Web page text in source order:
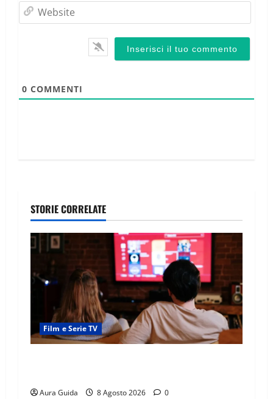
0 COMMENTI
STORIE CORRELATE
Film e Serie TV
Aura Guida 8 Agosto 2026 0